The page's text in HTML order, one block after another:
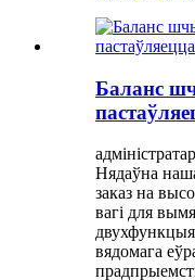
Баланс
Нядаўна
заказ на
вагі для
вядомага